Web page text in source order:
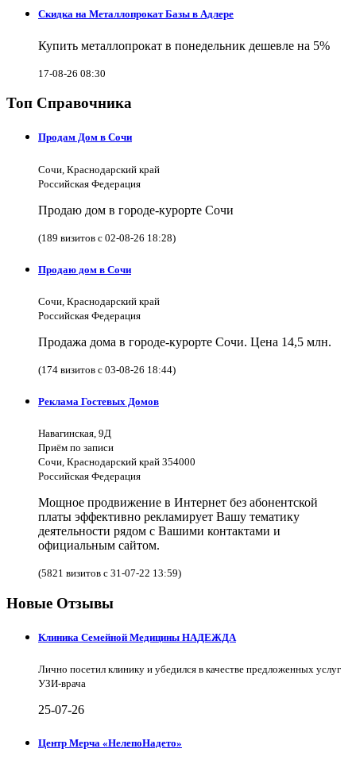
Скидка на Металлопрокат Базы в Адлере
Купить металлопрокат в понедельник дешевле на 5%
17-08-26 08:30
Топ Справочника
Продам Дом в Сочи
Сочи, Краснодарский край
Российская Федерация
Продаю дом в городе-курорте Сочи
(189 визитов с 02-08-26 18:28)
Продаю дом в Сочи
Сочи, Краснодарский край
Российская Федерация
Продажа дома в городе-курорте Сочи. Цена 14,5 млн.
(174 визитов с 03-08-26 18:44)
Реклама Гостевых Домов
Навагинская, 9Д
Приём по записи
Сочи, Краснодарский край 354000
Российская Федерация
Мощное продвижение в Интернет без абонентской
платы эффективно рекламирует Вашу тематику
деятельности рядом с Вашими контактами и
официальным сайтом.
(5821 визитов с 31-07-22 13:59)
Новые Отзывы
Клиника Семейной Медицины НАДЕЖДА
Лично посетил клинику и убедился в качестве предложенных услуг
УЗИ-врача
25-07-26
Центр Мерча «НелепоНадето»